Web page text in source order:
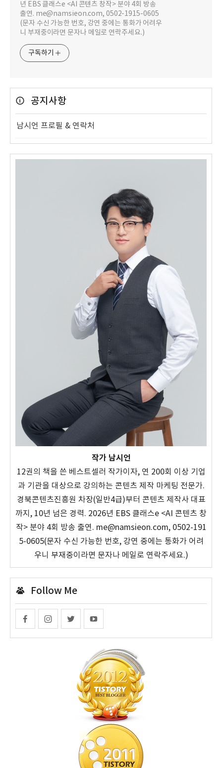
년 EBS 클래스e <AI 콘텐츠 창작> 분야 4회 방송
출연. me@namsieon.com, 0502-1915-0605
(문자 수신 가능한 번호, 강연 중에는 통화가 어려우
니 부재중이라면 문자나 메일로 연락주세요.)
구독하기
공지사항
남시언 프로필 & 연락처
작가 남시언
12권의 책을 쓴 베스트셀러 작가이자, 연 200회 이상 기업
과 기관을 대상으로 강의하는 콘텐츠 제작 마케팅 전문가.
경북콘텐츠진흥원 차장(일반4급)부터 콘텐츠 제작사 대표
까지, 10년 넘은 경력. 2026년 EBS 클래스e <AI 콘텐츠 창
작> 분야 4회 방송 출연. me@namsieon.com, 0502-191
5-0605(문자 수신 가능한 번호, 강연 중에는 통화가 어려
우니 부재중이라면 문자나 메일로 연락주세요.)
Follow Me